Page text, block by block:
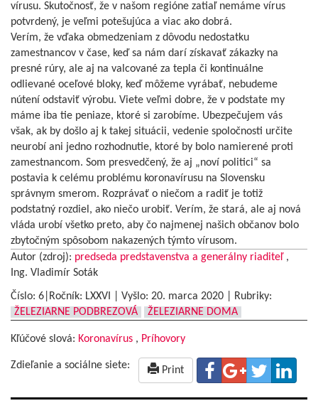
vírusu. Skutočnosť, že v našom regióne zatiaľ nemáme vírus
potvrdený, je veľmi potešujúca a viac ako dobrá.
Verím, že vďaka obmedzeniam z dôvodu nedostatku
zamestnancov v čase, keď sa nám darí získavať zákazky na
presné rúry, ale aj na valcované za tepla či kontinuálne
odlievané oceľové bloky, keď môžeme vyrábať, nebudeme
nútení odstaviť výrobu. Viete veľmi dobre, že v podstate my
máme iba tie peniaze, ktoré si zarobíme. Ubezpečujem vás
však, ak by došlo aj k takej situácii, vedenie spoločnosti určite
neurobí ani jedno rozhodnutie, ktoré by bolo namierené proti
zamestnancom. Som presvedčený, že aj „noví politici“ sa
postavia k celému problému koronavírusu na Slovensku
správnym smerom. Rozprávať o niečom a radiť je totiž
podstatný rozdiel, ako niečo urobiť. Verím, že stará, ale aj nová
vláda urobí všetko preto, aby čo najmenej našich občanov bolo
zbytočným spôsobom nakazených týmto vírusom.
Autor (zdroj): predseda predstavenstva a generálny riaditeľ,
Ing. Vladimír Soták
Číslo: 6|Ročník: LXXVI | Vyšlo: 20. marca 2020
Rubriky:
ŽELEZIARNE PODBREZOVÁ
ŽELEZIARNE DOMA
Kľúčové slová: Koronavírus , Príhovory
Zdieľanie a sociálne siete: Print